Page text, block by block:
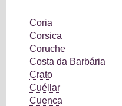
Coria
Corsica
Coruche
Costa da Barbária
Crato
Cuéllar
Cuenca